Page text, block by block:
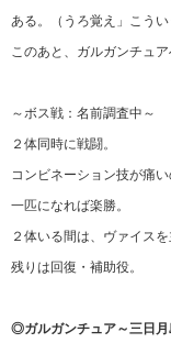
ある。（うろ覚え」こうい
このあと、ガルガンチュ
～ボス戦：名前調査中～
２体同時に戦闘。
コンビネーション技が痛
一匹になれば楽勝。
２体いる間は、ヴァイス
残りは回復・補助役。
◎ガルガンチュア～三日月